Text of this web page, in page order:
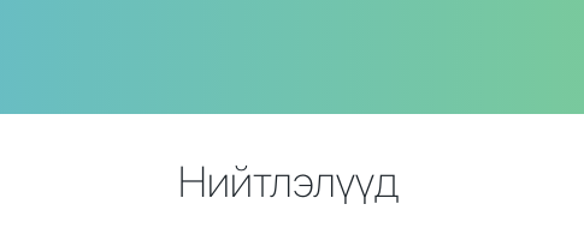
Нийтлэлүүд